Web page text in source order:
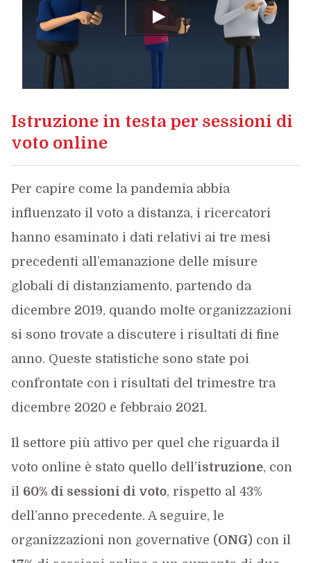
Istruzione in testa per sessioni di
voto online
Per capire come la pandemia abbia
influenzato il voto a distanza, i ricercatori
hanno esaminato i dati relativi ai tre mesi
precedenti all’emanazione delle misure
globali di distanziamento, partendo da
dicembre 2019, quando molte organizzazioni
si sono trovate a discutere i risultati di fine
anno. Queste statistiche sono state poi
confrontate con i risultati del trimestre tra
dicembre 2020 e febbraio 2021.
Il settore più attivo per quel che riguarda il
voto online è stato quello dell’istruzione, con
il 60% di sessioni di voto, rispetto al 43%
dell’anno precedente. A seguire, le
organizzazioni non governative (ONG) con il